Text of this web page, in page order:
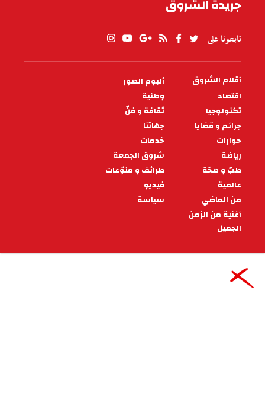
إدارة مقاومة الاجرام للحرس تحقق
في ملف إضراب الوقود
افاد الاستاذ مختار بوقرة انه تمت إحالة الدعوى
الجزائية التي كان رفعها ضد المتسببين في اضراب
الوقود إلى الإدارة الفرعية لمقاومة ال
11:15 - 2019/05/13
سياسة